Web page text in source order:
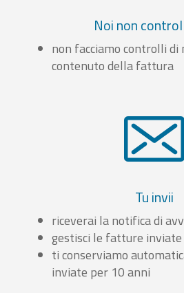
Noi non
non facciamo controlli di
contenuto della fattura
Tu invii
riceverai la notifica di
gestisci le fatture
ti conserviamo
inviate per 10 anni